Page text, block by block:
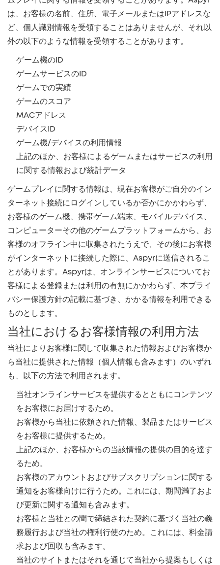
は、お客様の名前、住所、電子メールまたはIPアドレスな
ど、個人識別情報を受領することはありませんが、それ以
外の以下のような情報を受領することがあります。
ゲーム機のID
ゲームサービスのID
ゲームでの実績
ゲームのスコア
MACアドレス
デバイスID
ゲーム機/デバイスの利用情報
上記のほか、お客様によるゲームまたはサービスの利用
に関する情報および統計データ
ゲームプレイに関する情報は、現在お客様がご自分のイン
ターネット接続にログインしているか否かにかかわらず、
お客様のゲーム機、携帯ゲーム端末、モバイルデバイス、
コンピューターその他のゲームプラットフォームから、お
客様のオフライン中に収集されたうえで、その後にお客様
がインターネットに接続した際に、Aspyrに送信されるこ
とがあります。Aspyrは、オンラインサービスについてお
客様による登録または利用の有無にかかわらず、本プライ
バシー保護方針の記載に基づき、かかる情報を利用できる
ものとします。
当社におけるお客様情報の利用方法
当社によりお客様に関して収集された情報およびお客様か
ら当社に提供された情報（個人情報も含みます）のいずれ
も、以下の方法で利用されます。
当社オンラインサービスを提供するとともにコンテンツ
をお客様にお届けするため。
お客様から当社に依頼された情報、製品またはサービス
をお客様に提供するため。
上記のほか、お客様からの当該情報の提供の目的を達す
るため。
お客様のアカウントおよびサブスクリプションに関する
通知をお客様向けに行うため。これには、期間満了およ
び更新に関する通知も含みます。
お客様と当社との間で締結された契約に基づく当社の義
務履行および当社の権利行使のため。これには、料金請
求および回収も含みます。
当社のサイトまたはそれを通じて当社から提案もしくは